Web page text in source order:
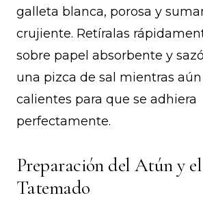
galleta blanca, porosa y
crujiente. Retíralas
sobre papel absorbente y
una pizca de sal mientras
calientes para que se adhiera
perfectamente.
Preparación del Atún y
Tatemado